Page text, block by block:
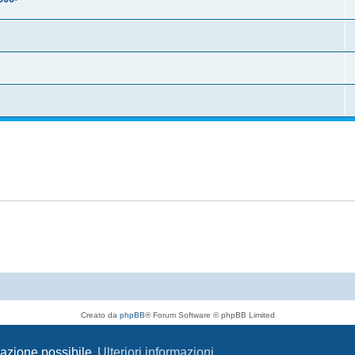
Creato da phpBB® Forum Software © phpBB Limited